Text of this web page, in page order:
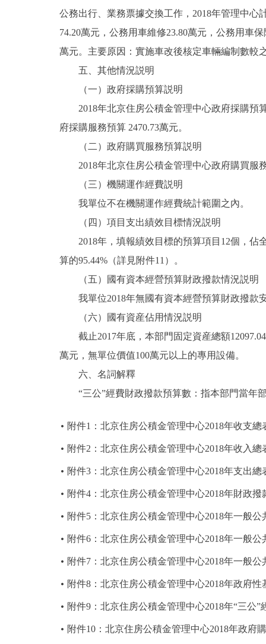
公務出行、業務票據交換工作，2018年管理中心
74.20萬元，公務用車維修23.80萬元，公務用車
萬元。主要原因：實施車改後核定車輛編制數較
五、其他情況説明
（一）政府採購預算説明
2018年北京住房公積金管理中心政府採購預算
府採購服務預算 2470.73萬元。
（二）政府購買服務預算説明
2018年北京住房公積金管理中心政府購買服
（三）機關運作經費説明
我單位不在機關運作經費統計範圍之內。
（四）項目支出績效目標情況説明
2018年，填報績效目標的預算項目12個，佔全
算的95.44%（詳見附件11）。
（五）國有資本經營預算財政撥款情況説明
我單位2018年無國有資本經營預算財政撥款
（六）國有資産佔用情況説明
截止2017年底，本部門固定資産總額12097.04
萬元，無單位價值100萬元以上的專用設備。
六、名詞解釋
“三公”經費財政撥款預算數：指本部門當年部
附件1：北京住房公積金管理中心2018年收支總
附件2：北京住房公積金管理中心2018年收入總
附件3：北京住房公積金管理中心2018年支出總
附件4：北京住房公積金管理中心2018年財政撥
附件5：北京住房公積金管理中心2018年一般公
附件6：北京住房公積金管理中心2018年一般
附件7：北京住房公積金管理中心2018年一般
附件8：北京住房公積金管理中心2018年政府性
附件9：北京住房公積金管理中心2018年“三公
附件10：北京住房公積金管理中心2018年政府